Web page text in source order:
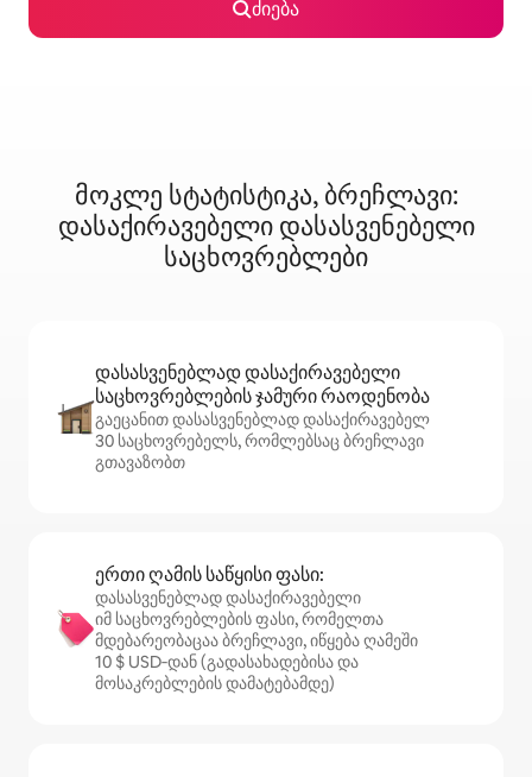
ძიება
მოკლე სტატისტიკა, ბრეჩლავი:
დასაქირავებელი დასასვენებელი
საცხოვრებლები
დასასვენებლად დასაქირავებელი
საცხოვრებლების ჯამური რაოდენობა
გაეცანით დასასვენებლად დასაქირავებელ
30 საცხოვრებელს, რომლებსაც ბრეჩლავი
გთავაზობთ
ერთი ღამის საწყისი ფასი:
დასასვენებლად დასაქირავებელი
იმ საცხოვრებლების ფასი, რომელთა
მდებარეობაცაა ბრეჩლავი, იწყება ღამეში
10 $ USD‑დან (გადასახადებისა და
მოსაკრებლების დამატებამდე)